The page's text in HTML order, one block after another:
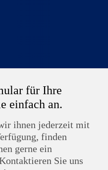
für Ihre
einfach an.
ihnen jederzeit mit
finden
gerne ein
Sie uns